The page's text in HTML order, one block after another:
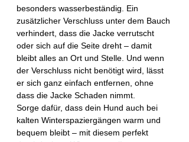
besonders wasserbeständig. Ein
zusätzlicher Verschluss unter dem Bauch
verhindert, dass die Jacke verrutscht
oder sich auf die Seite dreht – damit
bleibt alles an Ort und Stelle. Und wenn
der Verschluss nicht benötigt wird, lässt
er sich ganz einfach entfernen, ohne
dass die Jacke Schaden nimmt.
Sorge dafür, dass dein Hund auch bei
kalten Winterspaziergängen warm und
bequem bleibt – mit diesem perfekt